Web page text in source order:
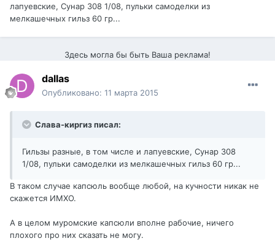
лапуевские, Сунар 308 1/08, пульки самоделки из
мелкашечных гильз 60 гр...
Здесь могла бы быть Ваша реклама!
dаllаs
Опубликовано: 11 марта 2015
Слава-киргиз писал:
Гильзы разные, в том числе и лапуевские, Сунар 308
1/08, пульки самоделки из мелкашечных гильз 60 гр...
В таком случае капсюль вообще любой, на кучности никак не
скажется ИМХО.
А в целом муромские капсюли вполне рабочие, ничего
плохого про них сказать не могу.